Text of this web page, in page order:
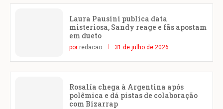
Laura Pausini publica data
misteriosa, Sandy reage e fãs apostam
em dueto
por redacao 31 de julho de 2026
Rosalía chega à Argentina após
polêmica e dá pistas de colaboração
com Bizarrap